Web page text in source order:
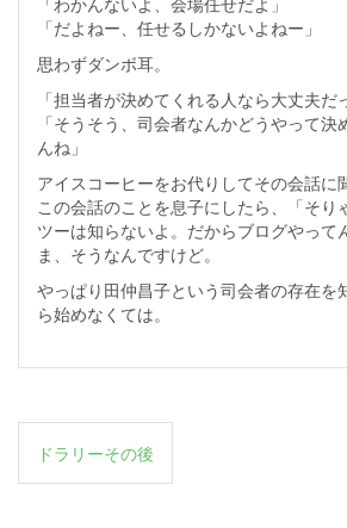
「だよねー、任せるしかないよねー」
思わずダンボ耳。
「担当者が決めてくれる人なら大丈夫だ
「そうそう、司会者なんかどうやって決
んね」
アイスコーヒーをお代りしてその会話に
この会話のことを息子にしたら、「そり
ツーは知らないよ。だからブログやって
ま、そうなんですけど。
やっぱり田仲昌子という司会者の存在を
ら始めなくては。
投
稿
ドラリーその後